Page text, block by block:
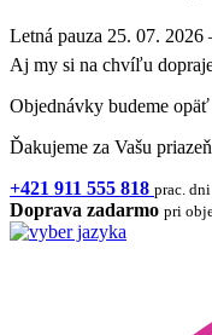
Letná pauza 25. 07.
Aj my si na chvíľu
Objednávky budeme
Ďakujeme za Vašu
+421 911 555 818 prac.
Doprava zadarmo pri